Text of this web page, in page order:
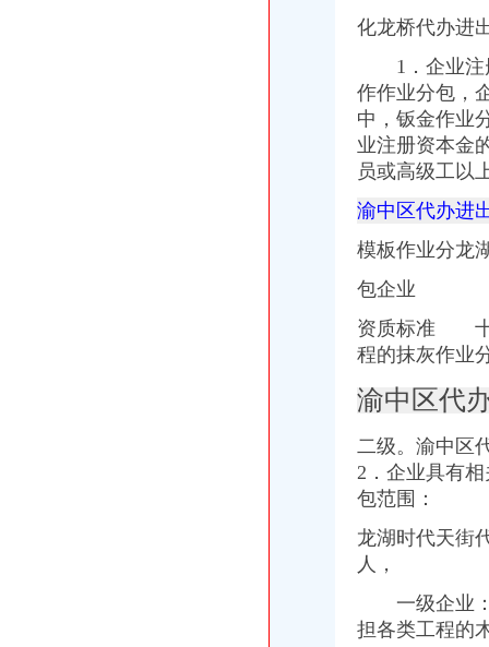
海门临江新区货运代理业务求职_海门临江新区货运代理业务找工作_
南方媒：北京市君合律师事务所关于南方出版媒股份有限公司发行
发点好东西上来：）全国各地户外用品店详解-旅游（Travel）版-北大
家居代理招商厂家_家居代理招商厂家/公司-阿里巴巴公司黄页
【重庆北京天地顺聘货运代理公司】网点,地址,电话,营业时间-大
重庆易亿服装贸易有限公司,主营：服装服饰,箱包设计及销售；品
重庆市衣服快递到爱尔兰价格门到门国际包税出口服务（图）-供应信
青岛饮料代理公司-青岛饮料代理厂家-|必途青岛饮料代理公司排行榜
重庆进口美国咖啡清关运输到成都需要多长时间【-成都进出口代理】
价格,厂家,图片,进出口全套代理,重庆市金利国际货物代理有限
重庆港九股份有限公司关于为重庆经略实业有限责任公司提供担保的公
重庆南岸茶园新区工商服务信息,提供新重庆南岸茶园新区财税服务
【2014年重庆美购贸易有限公司新招聘信息_电话_地址】-赶集网
重庆港国际集装箱有限公司货运代理分公司|重庆港国际集装箱有限公司
朝天门火锅加盟_朝天门火锅加盟店_朝天门火锅加盟费多少-中国连锁网
化龙桥代办
1．企业注
作作业分包，
中，钣金作业
业注册资本金
员或高级工以
渝中区代办
模板作业分龙
包企业
资质标准 十
程的抹灰作业
渝中区代
二级。 渝中区
2．企业具有
包范围：
龙湖时代天街
人，
一级企业：
担各类工程